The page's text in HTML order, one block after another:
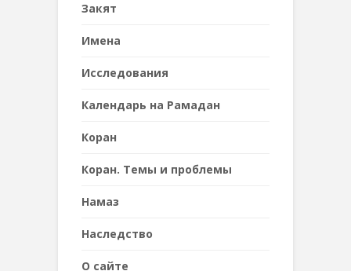
Закят
Имена
Исследования
Календарь на Рамадан
Коран
Коран. Темы и проблемы
Намаз
Наследствo
О сайте